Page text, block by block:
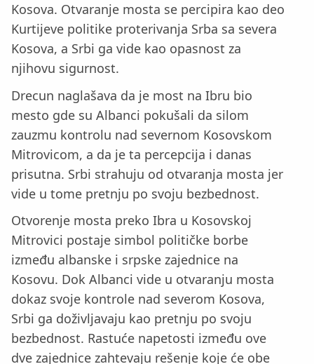
Kosova. Otvaranje mosta se percipira kao deo
Kurtijeve politike proterivanja Srba sa severa
Kosova, a Srbi ga vide kao opasnost za
njihovu sigurnost.
Drecun naglašava da je most na Ibru bio
mesto gde su Albanci pokušali da silom
zauzmu kontrolu nad severnom Kosovskom
Mitrovicom, a da je ta percepcija i danas
prisutna. Srbi strahuju od otvaranja mosta jer
vide u tome pretnju po svoju bezbednost.
Otvorenje mosta preko Ibra u Kosovskoj
Mitrovici postaje simbol političke borbe
između albanske i srpske zajednice na
Kosovu. Dok Albanci vide u otvaranju mosta
dokaz svoje kontrole nad severom Kosova,
Srbi ga doživljavaju kao pretnju po svoju
bezbednost. Rastuće napetosti između ove
dve zajednice zahtevaju rešenje koje će obe